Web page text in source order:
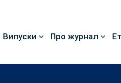
Випуски Про журнал